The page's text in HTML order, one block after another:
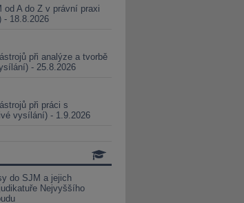
od A do Z v právní praxi
- 18.8.2026
při analýze a tvorbě
- 25.8.2026
při práci s
vysílání) - 1.9.2026
do SJM a jejich
Nejvyššího